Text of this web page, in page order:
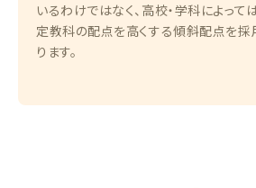
いるわけではなく、高校・学科によって
定教科の配点を高くする傾斜配点を採
ります。